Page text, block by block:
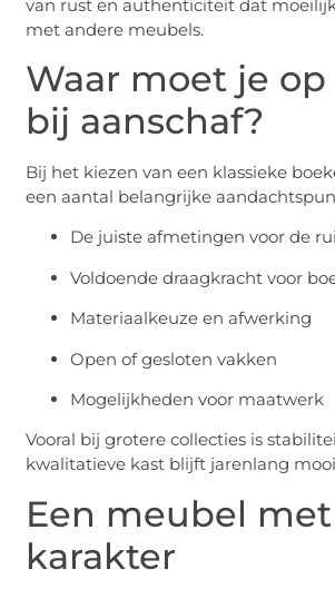
van rust en authenticiteit dat
met andere meubels.
Waar moet je
bij aanschaf?
Bij het kiezen van een klassieke
een aantal belangrijke
De juiste afmetingen voor de
Voldoende draagkracht voor
Materiaalkeuze en afwerking
Open of gesloten vakken
Mogelijkheden voor maatwerk
Vooral bij grotere collecties is
kwalitatieve kast blijft jarenlang
Een meubel met
karakter